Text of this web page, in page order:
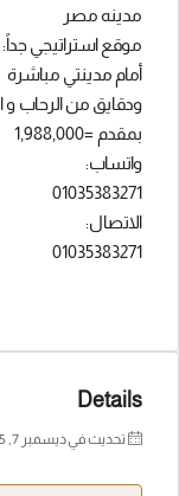
مدينه مصر
موقع استراتيجي جداً:
أمام مدينتي مباشرة
ودقايق من الرحاب و
بمقدم =1,988,000
واتساب:
01035383271
الاتصال:
01035383271
Details
تحديث في ديسمبر 7, 2025 في 10:00 ص